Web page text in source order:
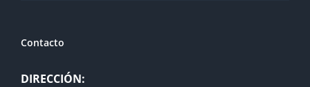
Contacto
DIRECCIÓN: